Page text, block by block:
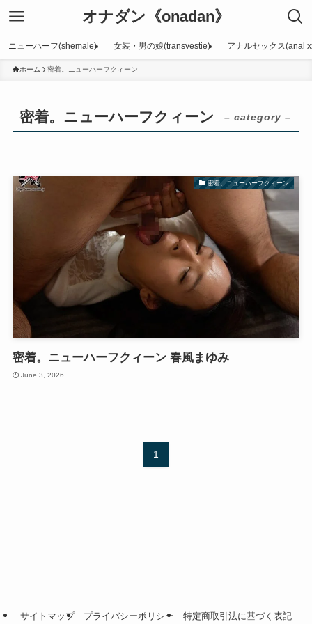
オナダン《onadan》
ニューハーフ(shemale) 女装・男の娘(transvestie) アナルセックス(anal
ホーム 密着。ニューハーフクィーン
密着。ニューハーフクィーン – category –
密着。ニューハーフクィーン
密着。ニューハーフクィーン 春風まゆみ
June 3, 2026
1
サイトマップ プライバシーポリシー 特定商取引法に基づく表記